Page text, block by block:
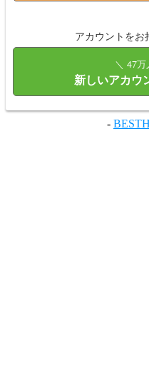
アカウントをお
＼ 47
新しいアカウ
-